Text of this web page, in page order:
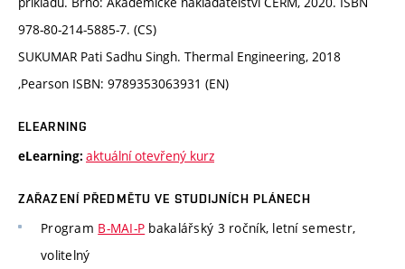
978-80-214-5885-7. (CS)
SUKUMAR Pati Sadhu Singh. Thermal Engineering, 2018
,Pearson ISBN: 9789353063931 (EN)
ELEARNING
eLearning: aktuální otevřený kurz
ZAŘAZENÍ PŘEDMĚTU VE STUDIJNÍCH PLÁNECH
Program B-MAI-P bakalářský 3 ročník, letní semestr,
volitelný